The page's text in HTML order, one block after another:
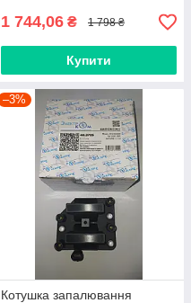
1 744,06 ₴ 1 798 ₴
Купити
–3%
Котушка запалювання